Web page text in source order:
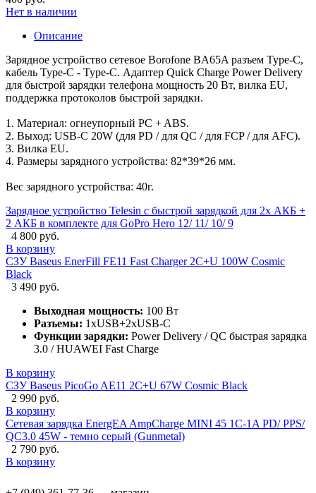
Нет в наличии
Описание
Зарядное устройство сетевое Borofone BA65A разъем Type-C,
кабель Type-C - Type-C. Адаптер Quick Charge Power Delivery
для быстрой зарядки телефона мощность 20 Вт, вилка EU,
поддержка протоколов быстрой зарядки.
1. Материал: огнеупорный PC + ABS.
2. Выход: USB-C 20W (для PD / для QC / для FCP / для AFC).
3. Вилка EU.
4. Размеры зарядного устройства: 82*39*26 мм.
Вес зарядного устройства: 40г.
Зарядное устройство Telesin с быстрой зарядкой для 2х АКБ +
2 АКБ в комплекте для GoPro Hero 12/ 11/ 10/ 9
4 800 руб.
В корзину
СЗУ Baseus EnerFill FE11 Fast Charger 2C+U 100W Cosmic
Black
3 490 руб.
Выходная мощность: 100 Вт
Разъемы: 1xUSB+2xUSB-C
Функции зарядки: Power Delivery / QC быстрая зарядка
3.0 / HUAWEI Fast Charge
В корзину
СЗУ Baseus PicoGo AE11 2C+U 67W Cosmic Black
2 990 руб.
В корзину
Сетевая зарядка EnergEA AmpCharge MINI 45 1C-1A PD/ PPS/
QC3.0 45W - темно серый (Gunmetal)
2 790 руб.
В корзину